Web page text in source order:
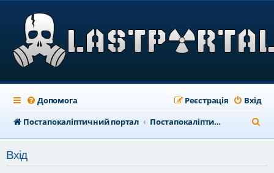
Допомога Вхід
Реєстрація
Постапокаліптичний портал
Постапокаліптичний форум
о
Вхід